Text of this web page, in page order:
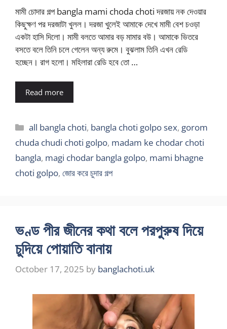
মামী চোদার গল্প bangla mami choda choti দরজায় নক দেওয়ার
কিছুক্ষণ পর দরজাটা খুলল। দরজা খুলেই আমাকে দেখে মামী বেশ চওড়া
একটা হাসি দিলো। মামী বলতে আমার বড় মামার বউ। আমাকে ভিতরে
বসতে বলে তিনি চলে গেলেন অন্য রুমে। বুঝলাম তিনি এখন রেডি
হচ্ছেন। রাগ হলো। মহিলারা রেডি হবে তো …
Read more
Categories
all bangla choti, bangla choti golpo sex, gorom
chuda chudi choti golpo, madam ke chodar choti
bangla, magi chodar bangla golpo, mami bhagne
choti golpo, জোর করে চুদার গল্প
ভণ্ড পীর জীনের কথা বলে পরপুরুষ দিয়ে
চুদিয়ে পোয়াতি বানায়
October 17, 2025 by banglachoti.uk